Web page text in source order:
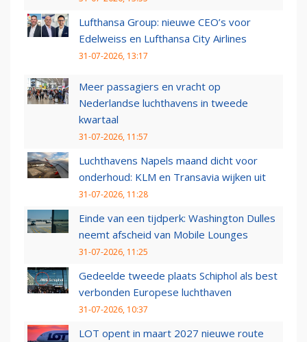
Lufthansa Group: nieuwe CEO’s voor
Edelweiss en Lufthansa City Airlines
31-07-2026, 13:17
Meer passagiers en vracht op
Nederlandse luchthavens in tweede
kwartaal
31-07-2026, 11:57
Luchthavens Napels maand dicht voor
onderhoud: KLM en Transavia wijken uit
31-07-2026, 11:28
Einde van een tijdperk: Washington Dulles
neemt afscheid van Mobile Lounges
31-07-2026, 11:25
Gedeelde tweede plaats Schiphol als best
verbonden Europese luchthaven
31-07-2026, 10:37
LOT opent in maart 2027 nieuwe route